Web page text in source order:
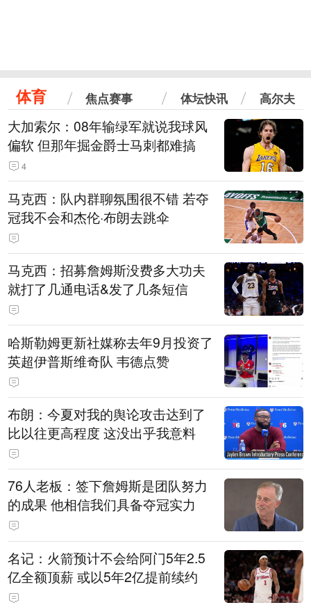
体育 焦点赛事 体坛快讯 高尔夫
大加索尔：08年输绿军就说我球风
偏软 但那年掘金爵士马刺都难搞
4
马克西：队内群聊氛围很不错 若夺
冠我不会和杰伦·布朗去跳伞
马克西：招募詹姆斯没费多大功夫
就打了几通电话&发了几条短信
哈斯勒姆更新社媒称去年9月投资了
英超伊普斯维奇队 韦德点赞
布朗：今夏对我的舆论攻击达到了
比以往更高程度 这没出乎我意料
76人老板：签下詹姆斯是团队努力
的成果 他相信我们具备夺冠实力
名记：火箭预计不会给阿门5年2.5
亿全额顶薪 或以5年2亿提前续约